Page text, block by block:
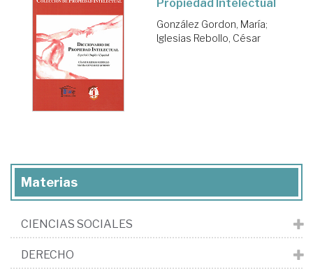
Propiedad Intelectual
González Gordon, María;
Iglesias Rebollo, César
Materias
CIENCIAS SOCIALES
DERECHO